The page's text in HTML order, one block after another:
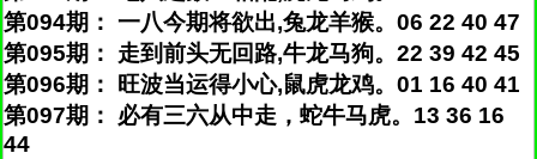
第094期： 一八今期将欲出,兔龙羊猴。06 22 40 47
第095期： 走到前头无回路,牛龙马狗。22 39 42 45
第096期： 旺波当运得小心,鼠虎龙鸡。01 16 40 41
第097期： 必有三六从中走，蛇牛马虎。13 36 16
44